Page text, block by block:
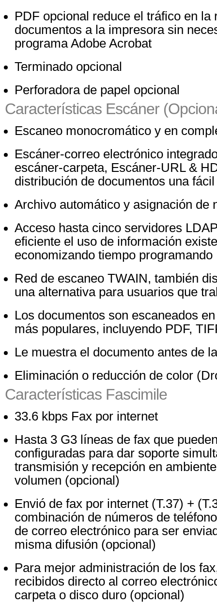
PDF opcional reduce el tráfico en la
documentos a la impresora sin
programa Adobe Acrobat
Terminado opcional
Perforadora de papel opcional
Características Escáner
Escaneo monocromático y en
Escáner-correo electrónico
escáner-carpeta, Escáner-URL &
distribución de documentos una
Archivo automático y asignación de
Acceso hasta cinco servidores
eficiente el uso de información
economizando tiempo programando
Red de escaneo TWAIN, también
una alternativa para usuarios que
Los documentos son escaneados
más populares, incluyendo PDF,
Le muestra el documento antes de
Eliminación o reducción de color
Características Fascimile
33.6 kbps Fax por internet
Hasta 3 G3 líneas de fax que
configuradas para dar soporte
transmisión y recepción en
volumen (opcional)
Envió de fax por internet (T.37) +
combinación de números de
de correo electrónico para ser
misma difusión (opcional)
Para mejor administración de los
recibidos directo al correo
carpeta o disco duro (opcional)